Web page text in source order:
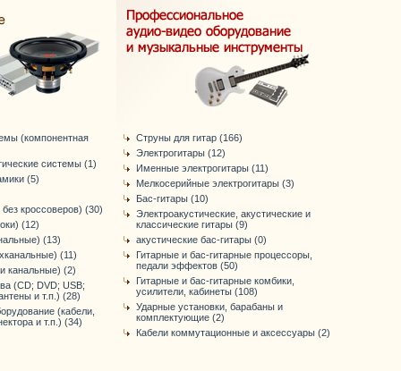
(компонентная
системы (1)
(5)
кроссоверов) (30)
(12)
(13)
(11)
канальные) (2)
(CD; DVD; USB;
и т.п.) (28)
(кабели,
и т.п.) (34)
Струны для гитар (166)
Электрогитары (12)
Именные электрогитары (11)
Мелкосерийные электрогитары (3)
Бас-гитары (10)
Электроакустические, акустические и
классические гитары (9)
акустические бас-гитары (0)
Гитарные и бас-гитарные процессоры,
педали эффектов (50)
Гитарные и бас-гитарные комбики,
усилители, кабинеты (108)
Ударные установки, барабаны и
комплектующие (2)
Кабели коммутационные и аксессуары (2)